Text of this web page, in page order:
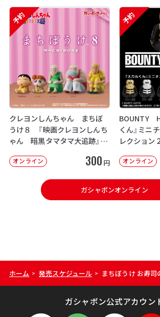
予約
クレヨンしんちゃん まちぼ
うけ８ 『映画クレヨンしんち
ゃん 暗黒タマタマ大追跡』【2
オンライン 300 円
予約
BOUNTY
くん』ミニ
レクション
オンライン
ガシャポンオンライン
ホーム > 発売スケジュール > まちぼうけ お寿司
ガシャポン公式アカウン